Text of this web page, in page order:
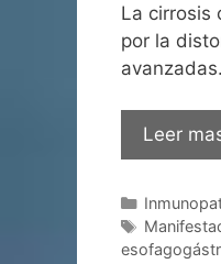
La cirrosis
por la
Leer
Etiquetas